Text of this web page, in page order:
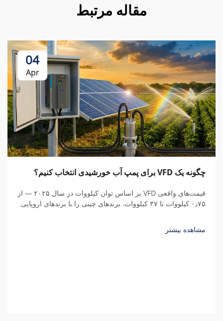
مقاله مرتبط
04
Apr
چگونه یک VFD برای پمپ آب خورشیدی انتخاب کنیم؟
قیمت‌های واقعی VFD بر اساس توان کیلووات در سال ۲۰۲۵ — از
۰٫۷۵ کیلووات تا ۳۷ کیلووات. برندهای چینی را با برندهای اروپایی
محاسبه کنید.
مشاهده بیشتر